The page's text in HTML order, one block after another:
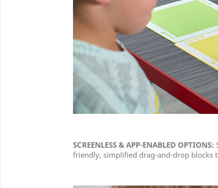
SCREENLESS & APP-ENABLED OPTIONS:
friendly, simplified drag-and-drop blocks